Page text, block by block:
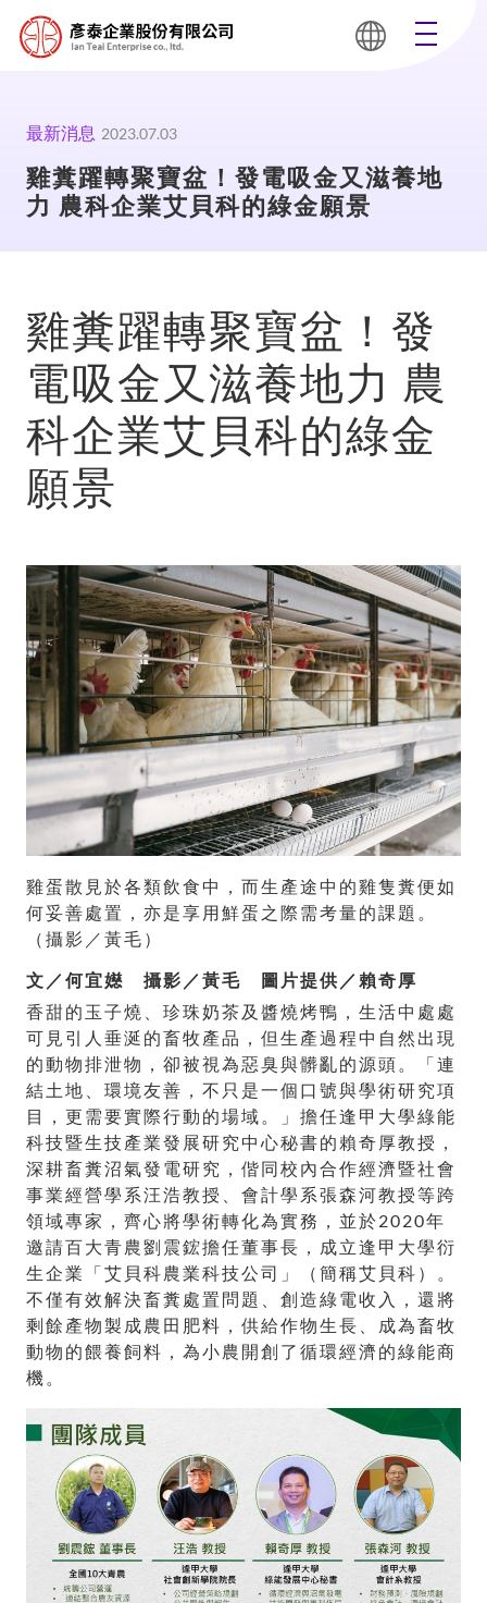
最新消息 2023.07.03
雞糞躍轉聚寶盆！發電吸金又滋養地
力 農科企業艾貝科的綠金願景
雞糞躍轉聚寶盆！發
電吸金又滋養地力 農
科企業艾貝科的綠金
願景
雞蛋散見於各類飲食中，而生產途中的雞隻糞便如
何妥善處置，亦是享用鮮蛋之際需考量的課題。
（攝影／黃毛）
文／何宜嬨 攝影／黃毛 圖片提供／賴奇厚
香甜的玉子燒、珍珠奶茶及醬燒烤鴨，生活中處處
可見引人垂涎的畜牧產品，但生產過程中自然出現
的動物排泄物，卻被視為惡臭與髒亂的源頭。「連
結土地、環境友善，不只是一個口號與學術研究項
目，更需要實際行動的場域。」擔任逢甲大學綠能
科技暨生技產業發展研究中心秘書的賴奇厚教授，
深耕畜糞沼氣發電研究，偕同校內合作經濟暨社會
事業經營學系汪浩教授、會計學系張森河教授等跨
領域專家，齊心將學術轉化為實務，並於2020年
邀請百大青農劉震鋐擔任董事長，成立逢甲大學衍
生企業「艾貝科農業科技公司」（簡稱艾貝科）。
不僅有效解決畜糞處置問題、創造綠電收入，還將
剩餘產物製成農田肥料，供給作物生長、成為畜牧
動物的餵養飼料，為小農開創了循環經濟的綠能商
機。